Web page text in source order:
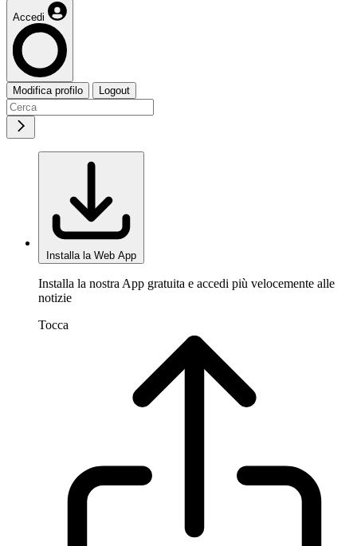
Accedi
Modifica profilo Logout
Installa la Web App
Installa la nostra App gratuita e accedi più velocemente alle
notizie
Tocca